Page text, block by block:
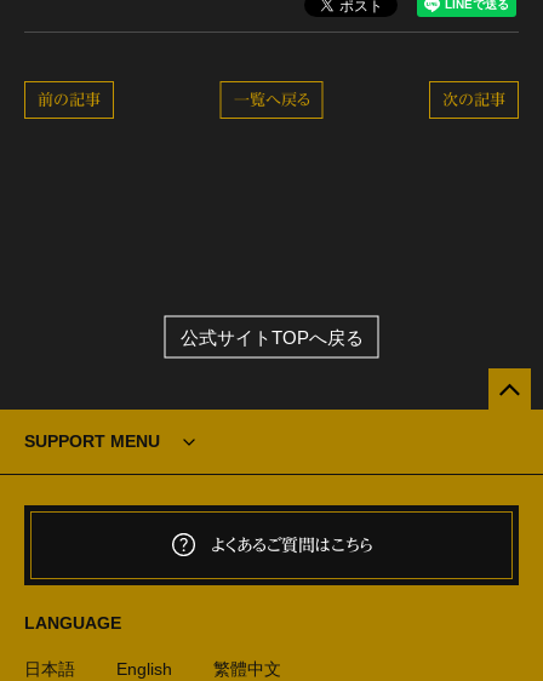
次の記事
一覧へ戻る
前の記事
公式サイトTOPへ戻る
SUPPORT MENU
よくあるご質問はこちら
LANGUAGE
日本語 English 繁體中文